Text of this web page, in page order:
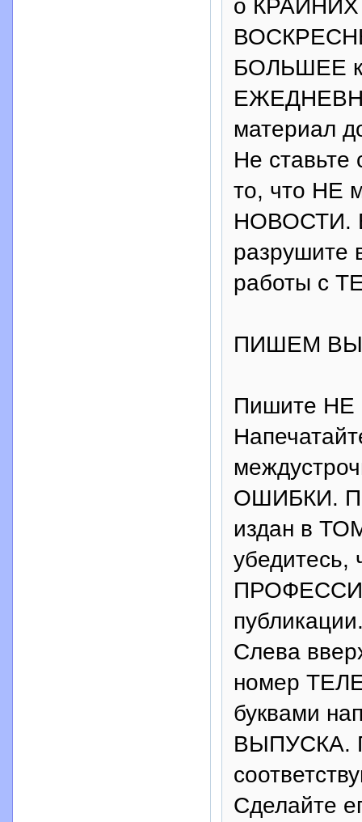
о КРАЙНИХ
БОЛЬШЕЕ
материал
Не ставьте
то, что НЕ
НОВОСТИ.
работы с
ПИШЕМ
Пишите НЕ
ОШИБКИ.
издан в
убедитесь,
Слева
номер
буквами
ВЫПУСКА.
Сделайте